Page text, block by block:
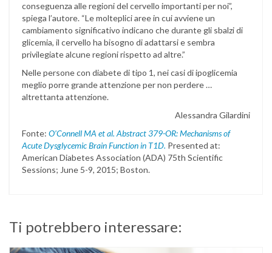
conseguenza alle regioni del cervello importanti per noi”,
spiega l’autore. “Le molteplici aree in cui avviene un
cambiamento significativo indicano che durante gli sbalzi di
glicemia, il cervello ha bisogno di adattarsi e sembra
privilegiate alcune regioni rispetto ad altre.”
Nelle persone con diabete di tipo 1, nei casi di ipoglicemia
meglio porre grande attenzione per non perdere …
altrettanta attenzione.
Alessandra Gilardini
Fonte: O’Connell MA et al. Abstract 379-OR: Mechanisms of
Acute Dysglycemic Brain Function in T1D. Presented at:
American Diabetes Association (ADA) 75th Scientific
Sessions; June 5-9, 2015; Boston.
Ti potrebbero interessare: